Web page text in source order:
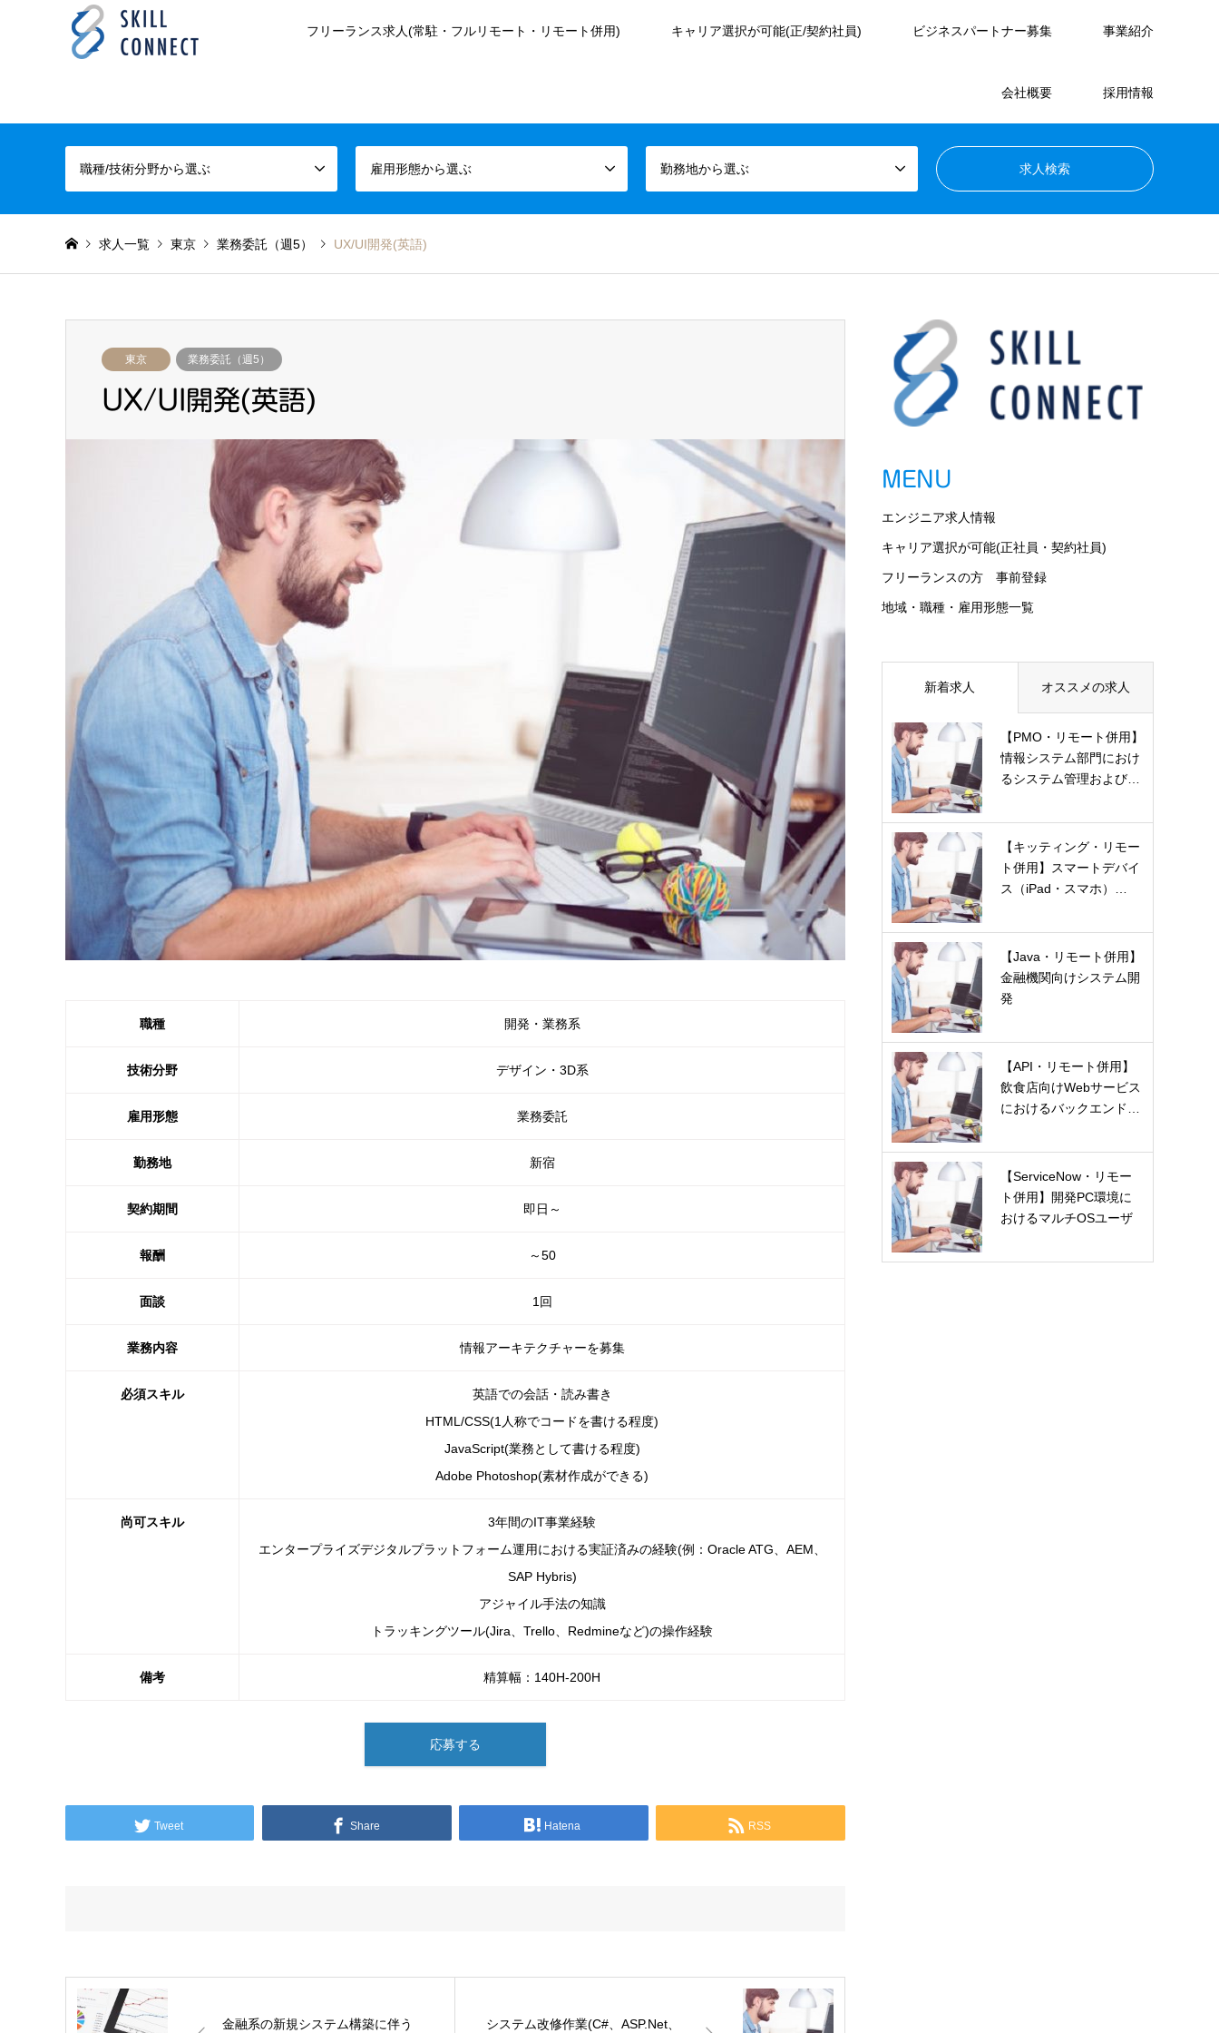
フリーランス求人(常駐・フルリモート・リモート併用) キャリア選択が可能(正/契約社員) ビジネスパートナー募集 事業紹介
会社概要 採用情報
職種/技術分野から選ぶ 雇用形態から選ぶ 勤務地から選ぶ
求人一覧 東京 業務委託（週5） UX/UI開発(英語)
東京 業務委託（週5）
UX/UI開発(英語)
職種 開発・業務系
技術分野 デザイン・3D系
雇用形態 業務委託
勤務地 新宿
契約期間 即日～
報酬 ～50
面談 1回
業務内容 情報アーキテクチャーを募集
必須スキル
英語での会話・読み書き
HTML/CSS(1人称でコードを書ける程度)
JavaScript(業務として書ける程度)
Adobe Photoshop(素材作成ができる)
尚可スキル
3年間のIT事業経験
エンタープライズデジタルプラットフォーム運用における実証済みの経験(例：Oracle ATG、AEM、
SAP Hybris)
アジャイル手法の知識
トラッキングツール(Jira、Trello、Redmineなど)の操作経験
備考 精算幅：140H-200H
応募する
Tweet Share Hatena RSS
金融系の新規システム構築に伴う システム改修作業(C#、ASP.Net、
MENU
エンジニア求人情報
キャリア選択が可能(正社員・契約社員)
フリーランスの方 事前登録
地域・職種・雇用形態一覧
新着求人 オススメの求人
【PMO・リモート併用】
情報システム部門におけ
るシステム管理および…
【キッティング・リモー
ト併用】スマートデバイ
ス（iPad・スマホ）…
【Java・リモート併用】
金融機関向けシステム開
発
【API・リモート併用】
飲食店向けWebサービス
におけるバックエンド…
【ServiceNow・リモー
ト併用】開発PC環境に
おけるマルチOSユーザ